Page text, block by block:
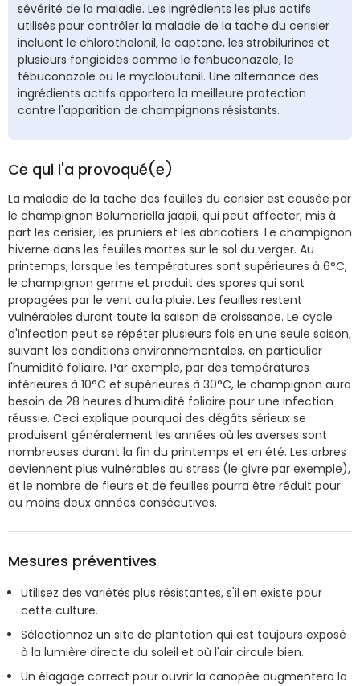
sévérité de la maladie. Les ingrédients les plus actifs
utilisés pour contrôler la maladie de la tache du cerisier
incluent le chlorothalonil, le captane, les strobilurines et
plusieurs fongicides comme le fenbuconazole, le
tébuconazole ou le myclobutanil. Une alternance des
ingrédients actifs apportera la meilleure protection
contre l'apparition de champignons résistants.
Ce qui l'a provoqué(e)
La maladie de la tache des feuilles du cerisier est causée par
le champignon Bolumeriella jaapii, qui peut affecter, mis à
part les cerisier, les pruniers et les abricotiers. Le champignon
hiverne dans les feuilles mortes sur le sol du verger. Au
printemps, lorsque les températures sont supérieures à 6°C,
le champignon germe et produit des spores qui sont
propagées par le vent ou la pluie. Les feuilles restent
vulnérables durant toute la saison de croissance. Le cycle
d'infection peut se répéter plusieurs fois en une seule saison,
suivant les conditions environnementales, en particulier
l'humidité foliaire. Par exemple, par des températures
inférieures à 10°C et supérieures à 30°C, le champignon aura
besoin de 28 heures d'humidité foliaire pour une infection
réussie. Ceci explique pourquoi des dégâts sérieux se
produisent généralement les années où les averses sont
nombreuses durant la fin du printemps et en été. Les arbres
deviennent plus vulnérables au stress (le givre par exemple),
et le nombre de fleurs et de feuilles pourra être réduit pour
au moins deux années consécutives.
Mesures préventives
Utilisez des variétés plus résistantes, s'il en existe pour
cette culture.
Sélectionnez un site de plantation qui est toujours exposé
à la lumière directe du soleil et où l'air circule bien.
Un élagage correct pour ouvrir la canopée augmentera la